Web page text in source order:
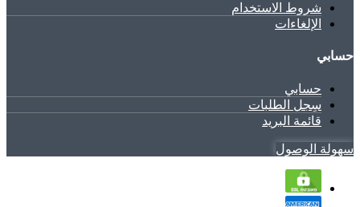
شروط الاستخدام
الإلغاءات
حسابي
حسابي
سِجل الطلبات
قائمة البريد
سهولة الوصول